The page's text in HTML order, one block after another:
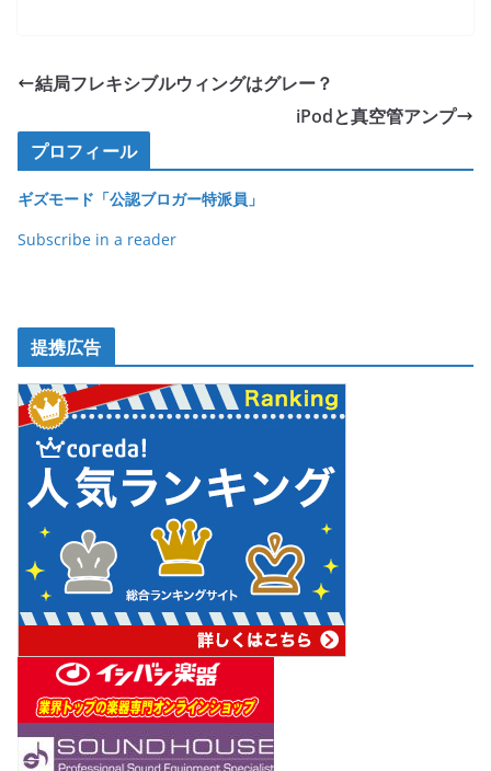
e
o
o
k
er et
結局フレキシブルウィングはグレー？
iPodと真空管アンプ
プロフィール
ギズモード「公認ブロガー特派員」
Subscribe in a reader
提携広告